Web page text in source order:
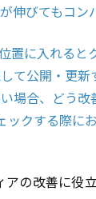
伸びてもコン
置に入れると
て公開・更新
場合、どう改
ックする際に
の改善に役